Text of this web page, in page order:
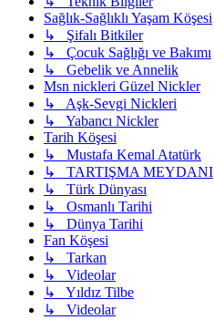
Sağlık-Sağlıklı Yaşam Köşesi
↳ Şifalı Bitkiler
↳ Çocuk Sağlığı ve Bakımı
↳ Gebelik ve Annelik
Msn nickleri Güzel Nickler
↳ Aşk-Sevgi Nickleri
↳ Yabancı Nickler
Tarih Köşesi
↳ Mustafa Kemal Atatürk
↳ TARTIŞMA MEYDANI
↳ Türk Dünyası
↳ Osmanlı Tarihi
↳ Dünya Tarihi
Fan Köşesi
↳ Tarkan
↳ Videolar
↳ Yıldız Tilbe
↳ Videolar